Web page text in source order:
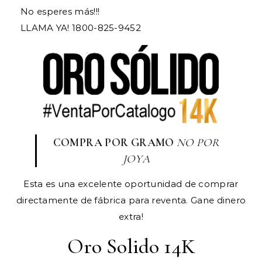
​No esperes más!!!
LLAMA YA! 1800-825-9452
COMPRA POR GRAMO NO POR
JOYA
Esta es una excelente oportunidad de comprar
directamente de fábrica para reventa. Gane dinero
extra!
Oro Solido 14K